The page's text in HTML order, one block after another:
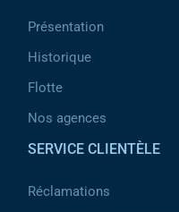
Présentation
Historique
Flotte
Nos agences
SERVICE CLIENTÈLE
Réclamations